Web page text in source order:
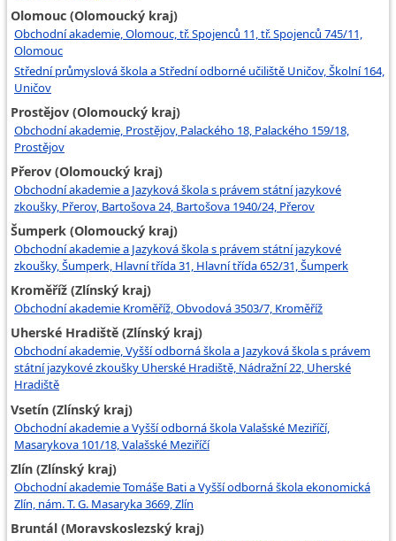
Olomouc (Olomoucký kraj)
Obchodní akademie, Olomouc, tř. Spojenců 11, tř. Spojenců 745/11,
Olomouc
Střední průmyslová škola a Střední odborné učiliště Uničov, Školní 164,
Uničov
Prostějov (Olomoucký kraj)
Obchodní akademie, Prostějov, Palackého 18, Palackého 159/18,
Prostějov
Přerov (Olomoucký kraj)
Obchodní akademie a Jazyková škola s právem státní jazykové
zkoušky, Přerov, Bartošova 24, Bartošova 1940/24, Přerov
Šumperk (Olomoucký kraj)
Obchodní akademie a Jazyková škola s právem státní jazykové
zkoušky, Šumperk, Hlavní třída 31, Hlavní třída 652/31, Šumperk
Kroměříž (Zlínský kraj)
Obchodní akademie Kroměříž, Obvodová 3503/7, Kroměříž
Uherské Hradiště (Zlínský kraj)
Obchodní akademie, Vyšší odborná škola a Jazyková škola s právem
státní jazykové zkoušky Uherské Hradiště, Nádražní 22, Uherské
Hradiště
Vsetín (Zlínský kraj)
Obchodní akademie a Vyšší odborná škola Valašské Meziříčí,
Masarykova 101/18, Valašské Meziříčí
Zlín (Zlínský kraj)
Obchodní akademie Tomáše Bati a Vyšší odborná škola ekonomická
Zlín, nám. T. G. Masaryka 3669, Zlín
Bruntál (Moravskoslezský kraj)